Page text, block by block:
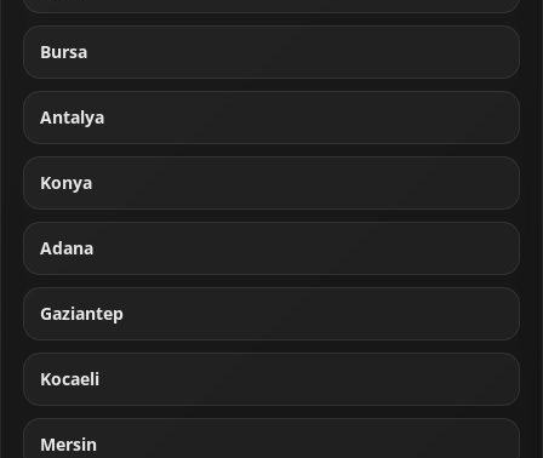
Bursa
Antalya
Konya
Adana
Gaziantep
Kocaeli
Mersin